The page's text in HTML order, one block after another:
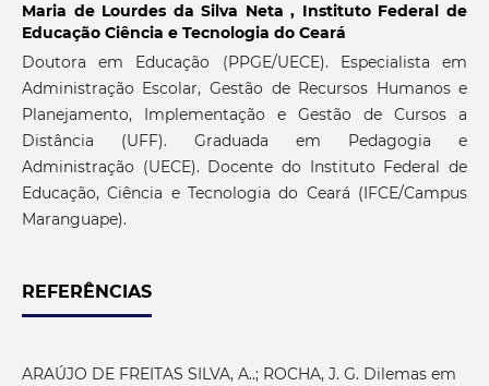
Maria de Lourdes da Silva Neta , Instituto Federal de
Educação Ciência e Tecnologia do Ceará
Doutora em Educação (PPGE/UECE). Especialista em
Administração Escolar, Gestão de Recursos Humanos e
Planejamento, Implementação e Gestão de Cursos a
Distância (UFF). Graduada em Pedagogia e
Administração (UECE). Docente do Instituto Federal de
Educação, Ciência e Tecnologia do Ceará (IFCE/Campus
Maranguape).
REFERÊNCIAS
ARAÚJO DE FREITAS SILVA, A..; ROCHA, J. G. Dilemas em